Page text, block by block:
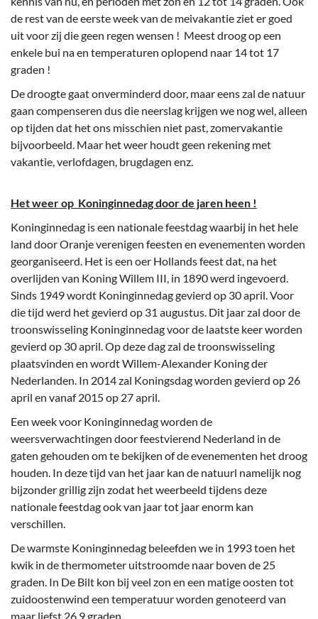
de rest van de eerste week van de meivakantie ziet er goed
uit voor zij die geen regen wensen ! Meest droog op een
enkele bui na en temperaturen oplopend naar 14 tot 17
graden !
De droogte gaat onverminderd door, maar eens zal de natuur
gaan compenseren dus die neerslag krijgen we nog wel, alleen
op tijden dat het ons misschien niet past, zomervakantie
bijvoorbeeld. Maar het weer houdt geen rekening met
vakantie, verlofdagen, brugdagen enz.
Het weer op Koninginnedag door de jaren heen !
Koninginnedag is een nationale feestdag waarbij in het hele
land door Oranje verenigen feesten en evenementen worden
georganiseerd. Het is een oer Hollands feest dat, na het
overlijden van Koning Willem III, in 1890 werd ingevoerd.
Sinds 1949 wordt Koninginnedag gevierd op 30 april. Voor
die tijd werd het gevierd op 31 augustus. Dit jaar zal door de
troonswisseling Koninginnedag voor de laatste keer worden
gevierd op 30 april. Op deze dag zal de troonswisseling
plaatsvinden en wordt Willem-Alexander Koning der
Nederlanden. In 2014 zal Koningsdag worden gevierd op 26
april en vanaf 2015 op 27 april.
Een week voor Koninginnedag worden de
weersverwachtingen door feestvierend Nederland in de
gaten gehouden om te bekijken of de evenementen het droog
houden. In deze tijd van het jaar kan de natuurl namelijk nog
bijzonder grillig zijn zodat het weerbeeld tijdens deze
nationale feestdag ook van jaar tot jaar enorm kan
verschillen.
De warmste Koninginnedag beleefden we in 1993 toen het
kwik in de thermometer uitstroomde naar boven de 25
graden. In De Bilt kon bij veel zon en een matige oosten tot
zuidoostenwind een temperatuur worden genoteerd van
maar liefst 26.9 graden